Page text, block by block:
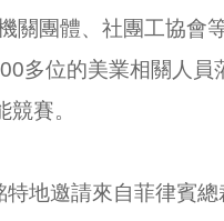
關團體、社團工協會
多位的美業相關人員
賽。
地邀請來自菲律賓